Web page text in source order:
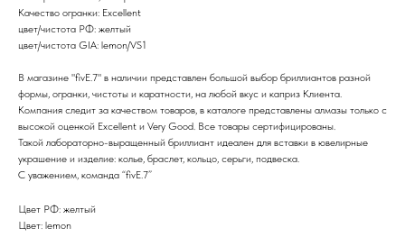
Качество огранки: Excellent
цвет/чистота РФ: желтый
цвет/чистота GIA: lemon/VS1
В магазине "fivE.7" в наличии представлен большой выбор бриллиантов разной
формы, огранки, чистоты и каратности, на любой вкус и каприз Клиента.
Компания следит за качеством товаров, в каталоге представлены алмазы только с
высокой оценкой Excellent и Very Good. Все товары сертифицированы.
Такой лабораторно-выращенный бриллиант идеален для вставки в ювелирные
украшение и изделие: колье, браслет, кольцо, серьги, подвеска.
С уважением, команда “fivE.7”
Цвет РФ: желтый
Цвет: lemon